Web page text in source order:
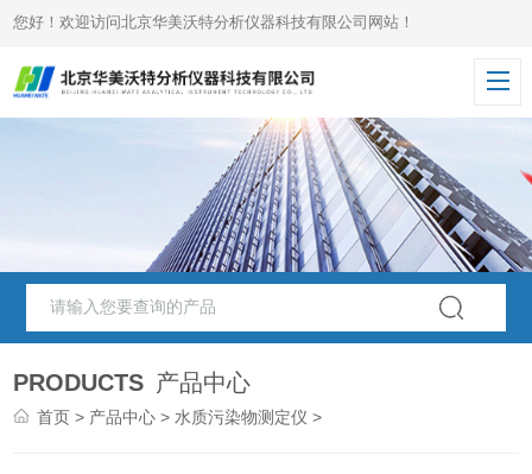
您好！欢迎访问北京华美沃特分析仪器科技有限公司网站！
PRODUCTS 产品中心
首页 > 产品中心 > 水质污染物测定仪 >